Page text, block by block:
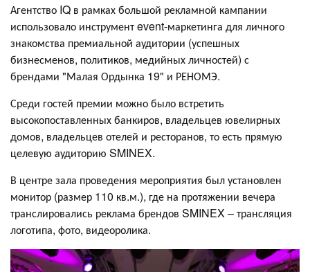
Агентство IQ в рамках большой рекламной кампании
использовало инструмент event-маркетинга для личного
знакомства премиальной аудитории (успешных
бизнесменов, политиков, медийных личностей) с
брендами "Малая Ордынка 19" и РЕНОМЭ.
Среди гостей премии можно было встретить
высокопоставленных банкиров, владельцев ювелирных
домов, владельцев отелей и ресторанов, то есть прямую
целевую аудиторию SMINEX.
В центре зала проведения мероприятия был установлен
монитор (размер 110 кв.м.), где на протяжении вечера
транслировались реклама брендов SMINEX – трансляция
логотипа, фото, видеоролика.